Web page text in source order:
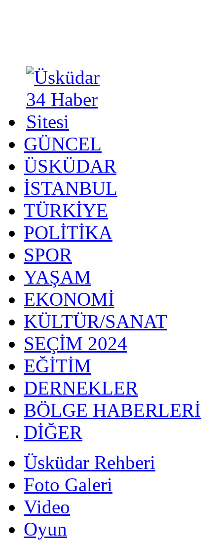
GÜNCEL
ÜSKÜDAR
İSTANBUL
TÜRKİYE
POLİTİKA
SPOR
YAŞAM
EKONOMİ
KÜLTÜR/SANAT
SEÇİM 2024
EĞİTİM
DERNEKLER
BÖLGE HABERLERİ
DİĞER
Üsküdar Rehberi
Foto Galeri
Video
Oyun